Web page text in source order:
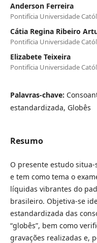
Anderson Ferreira
Pontifícia Universidade
Cátia Regina Ribeiro
Pontifícia Universidade
Elizabete Teixeira
Pontifícia Universidade
Palavras-chave:
estandardizada, Globês
Resumo
O presente estudo situa-
e tem como tema o
líquidas vibrantes do
brasileiro. Objetiva-se
estandardizada das
“globês”, bem como
gravações realizadas e,